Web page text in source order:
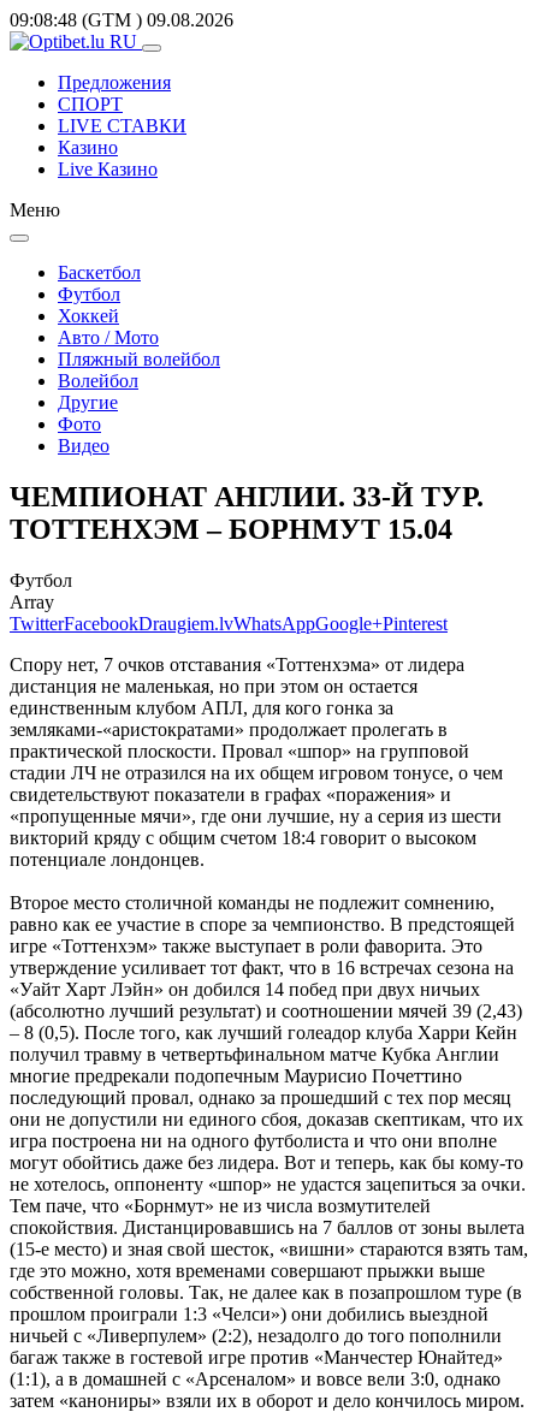
09:08:48 (GTM ) 09.08.2026
Предложения
СПОРТ
LIVE СТАВКИ
Казино
Live Казино
Меню
Баскетбол
Футбол
Хоккей
Авто / Мото
Пляжный волейбол
Волейбол
Другие
Фото
Видео
ЧЕМПИОНАТ АНГЛИИ. 33-Й ТУР.
ТОТТЕНХЭМ – БОРНМУТ 15.04
Футбол
Array
TwitterFacebookDraugiem.lvWhatsAppGoogle+Pinterest
Спору нет, 7 очков отставания «Тоттенхэма» от лидера
дистанция не маленькая, но при этом он остается
единственным клубом АПЛ, для кого гонка за
земляками-«аристократами» продолжает пролегать в
практической плоскости. Провал «шпор» на групповой
стадии ЛЧ не отразился на их общем игровом тонусе, о чем
свидетельствуют показатели в графах «поражения» и
«пропущенные мячи», где они лучшие, ну а серия из шести
викторий кряду с общим счетом 18:4 говорит о высоком
потенциале лондонцев.
Второе место столичной команды не подлежит сомнению,
равно как ее участие в споре за чемпионство. В предстоящей
игре «Тоттенхэм» также выступает в роли фаворита. Это
утверждение усиливает тот факт, что в 16 встречах сезона на
«Уайт Харт Лэйн» он добился 14 побед при двух ничьих
(абсолютно лучший результат) и соотношении мячей 39 (2,43)
– 8 (0,5). После того, как лучший голеадор клуба Харри Кейн
получил травму в четвертьфинальном матче Кубка Англии
многие предрекали подопечным Маурисио Почеттино
последующий провал, однако за прошедший с тех пор месяц
они не допустили ни единого сбоя, доказав скептикам, что их
игра построена ни на одного футболиста и что они вполне
могут обойтись даже без лидера. Вот и теперь, как бы кому-то
не хотелось, оппоненту «шпор» не удастся зацепиться за очки.
Тем паче, что «Борнмут» не из числа возмутителей
спокойствия. Дистанцировавшись на 7 баллов от зоны вылета
(15-е место) и зная свой шесток, «вишни» стараются взять там,
где это можно, хотя временами совершают прыжки выше
собственной головы. Так, не далее как в позапрошлом туре (в
прошлом проиграли 1:3 «Челси») они добились выездной
ничьей с «Ливерпулем» (2:2), незадолго до того пополнили
багаж также в гостевой игре против «Манчестер Юнайтед»
(1:1), а в домашней с «Арсеналом» и вовсе вели 3:0, однако
затем «канониры» взяли их в оборот и дело кончилось миром.